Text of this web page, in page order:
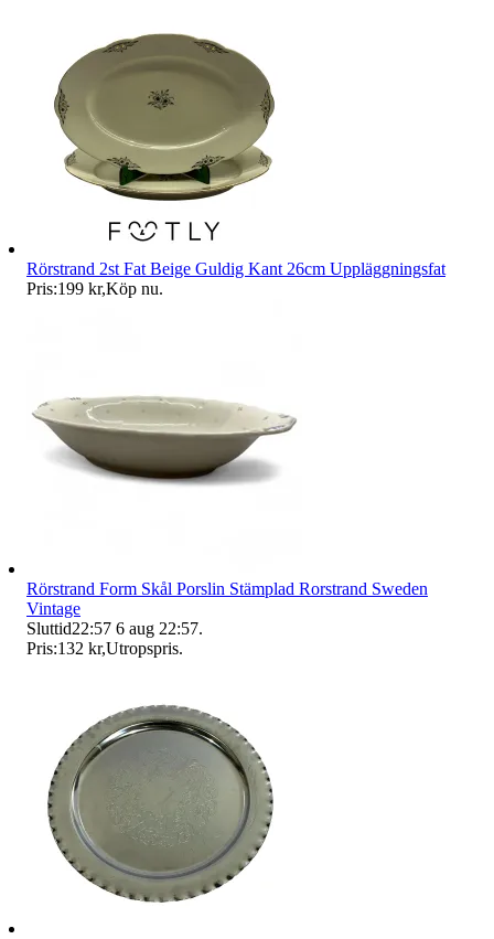
Rörstrand 2st Fat Beige Guldig Kant 26cm Uppläggningsfat
Pris:199 kr,Köp nu.
Rörstrand Form Skål Porslin Stämplad Rorstrand Sweden
Vintage
Sluttid22:57 6 aug 22:57.
Pris:132 kr,Utropspris.